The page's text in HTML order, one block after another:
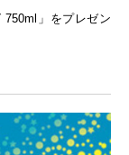
」をプレゼン